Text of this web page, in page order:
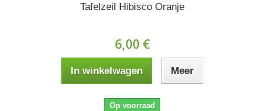
Tafelzeil Hibisco Oranje
6,00 €
In winkelwagen Meer
Op voorraad